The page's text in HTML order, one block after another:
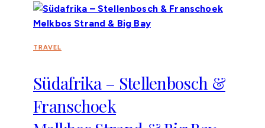
TRAVEL
Südafrika – Stellenbosch &
Franschoek